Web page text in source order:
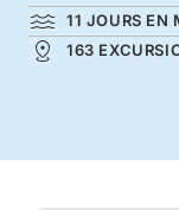
des tableaux
splendides
11 JOURS EN
163